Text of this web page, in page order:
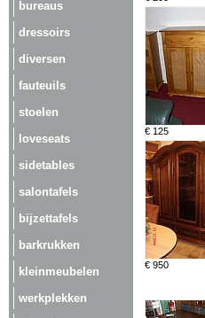
bureaus
dressoirs
diversen
fauteuils
stoelen
loveseats
sidetables
salontafels
bijzettafels
barkrukken
kleinmeubelen
werkplekken
€ 125
€ 950